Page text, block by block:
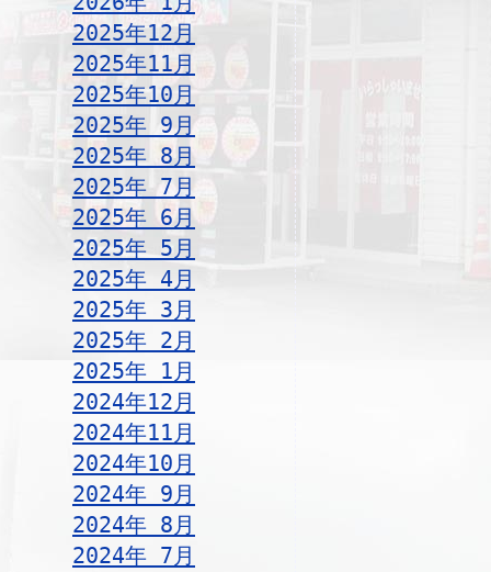
2025年12月
2025年11月
2025年10月
2025年 9月
2025年 8月
2025年 7月
2025年 6月
2025年 5月
2025年 4月
2025年 3月
2025年 2月
2025年 1月
2024年12月
2024年11月
2024年10月
2024年 9月
2024年 8月
2024年 7月